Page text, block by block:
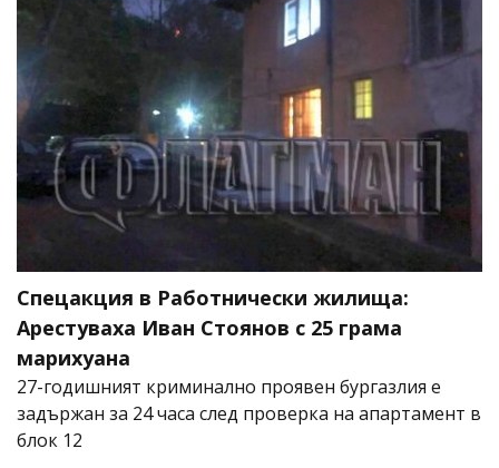
Спецакция в Работнически жилища:
Арестуваха Иван Стоянов с 25 грама
марихуана
27-годишният криминално проявен бургазлия е
задържан за 24 часа след проверка на апартамент в
блок 12